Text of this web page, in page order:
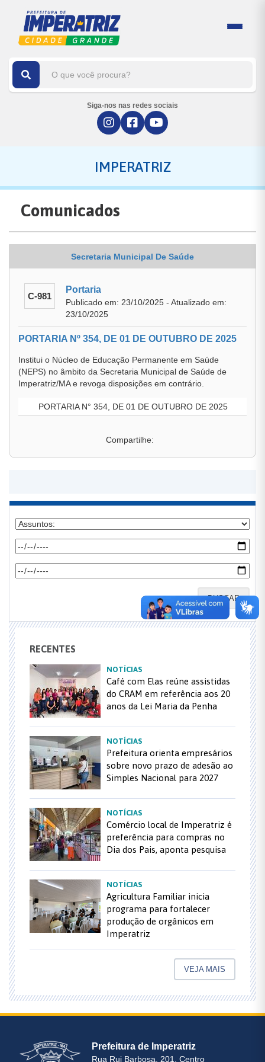
Siga-nos nas redes sociais
IMPERATRIZ
Comunicados
Secretaria Municipal De Saúde
C-981
Portaria
Publicado em: 23/10/2025 - Atualizado em:
23/10/2025
PORTARIA Nº 354, DE 01 DE OUTUBRO DE 2025
Institui o Núcleo de Educação Permanente em Saúde
(NEPS) no âmbito da Secretaria Municipal de Saúde de
Imperatriz/MA e revoga disposições em contrário.
PORTARIA N° 354, DE 01 DE OUTUBRO DE 2025
Compartilhe:
BUSCAR
RECENTES
NOTÍCIAS
Café com Elas reúne assistidas
do CRAM em referência aos 20
anos da Lei Maria da Penha
NOTÍCIAS
Prefeitura orienta empresários
sobre novo prazo de adesão ao
Simples Nacional para 2027
NOTÍCIAS
Comércio local de Imperatriz é
preferência para compras no
Dia dos Pais, aponta pesquisa
NOTÍCIAS
Agricultura Familiar inicia
programa para fortalecer
produção de orgânicos em
Imperatriz
VEJA MAIS
Prefeitura de Imperatriz
Rua Rui Barbosa, 201, Centro